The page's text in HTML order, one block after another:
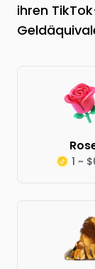
ihren
1 ~